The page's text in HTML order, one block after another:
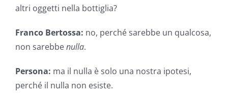
altri oggetti nella bottiglia?
Franco Bertossa: no, perché sarebbe un qualcosa,
non sarebbenulla.
Persona: ma il nulla è solo una nostra ipotesi,
perché il nulla non esiste.